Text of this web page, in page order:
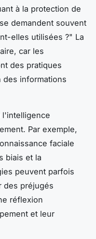
à la protection de
demandent souvent
elles utilisées ?" La
car les
des pratiques
des informations
l'intelligence
Par exemple,
faciale
biais et la
peuvent parfois
des préjugés
réflexion
et leur